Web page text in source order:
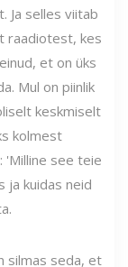
Ja selles viitab
raadiotest, kes
et on üks
Mul on piinlik
keskmiselt
kolmest
'Milline see teie
ja kuidas neid
silmas seda, et